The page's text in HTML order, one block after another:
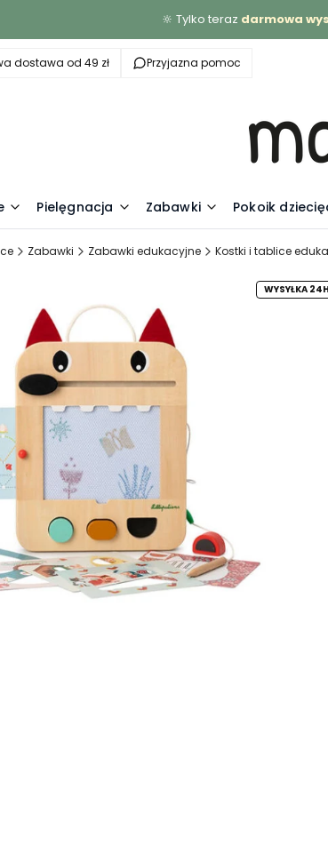
🔆 Tylko teraz darmowa
dostawa od 49 zł Przyjazna pomoc
Pielęgnacja Zabawki Pokoik
Zabawki Zabawki edukacyjne Kostki i tablice
WYSYŁKA 24H